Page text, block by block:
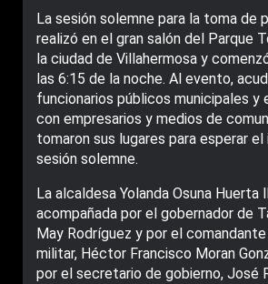
La sesión solemne para la toma de
realizó en el gran salón del Parque
la ciudad de Villahermosa y
las 6:15 de la noche. Al evento,
funcionarios públicos municipales y
con empresarios y medios de
tomaron sus lugares para esperar el
sesión solemne.
La alcaldesa Yolanda Osuna Huerta
acompañada por el gobernador de
May Rodríguez y por el
militar, Héctor Francisco Moran
por el secretario de gobierno, José